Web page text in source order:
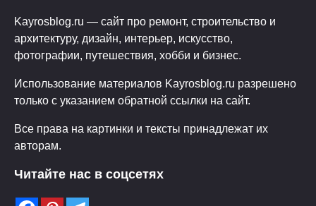
Kayrosblog.ru — сайт про ремонт, строительство и
архитектуру, дизайн, интерьер, искусство,
фотографии, путешествия, хобби и бизнес.
Использование материалов Kayrosblog.ru разрешено
только с указанием обратной ссылки на сайт.
Все права на картинки и тексты принадлежат их
авторам.
Читайте нас в соцсетях